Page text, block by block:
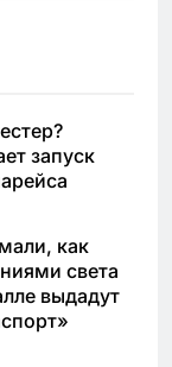
запуск
как
света
выдадут